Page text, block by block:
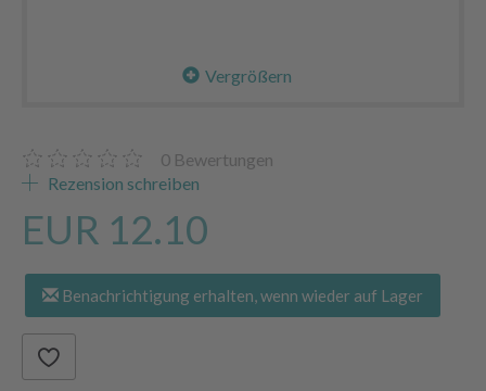
Vergrößern
0 Bewertungen
Rezension schreiben
EUR 12.10
Benachrichtigung erhalten, wenn wieder auf Lager